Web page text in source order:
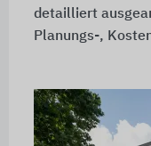
detailliert
Planungs-,